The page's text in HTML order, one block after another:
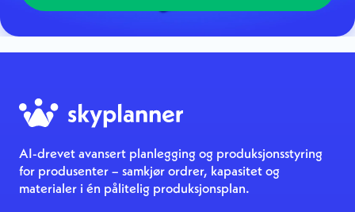
AI-drevet avansert planlegging og produksjonsstyring
for produsenter – samkjør ordrer, kapasitet og
materialer i én pålitelig produksjonsplan.